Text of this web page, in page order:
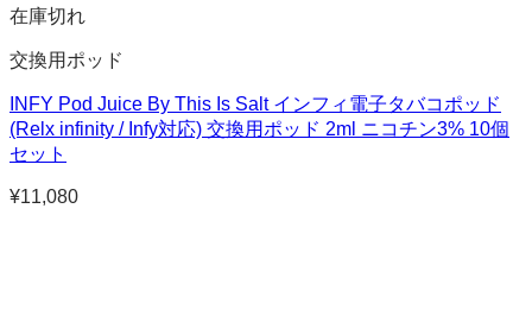
在庫切れ
交換用ポッド
INFY Pod Juice By This Is Salt インフィ電子タバコポッド
(Relx infinity / Infy対応) 交換用ポッド 2ml ニコチン3% 10個
セット
¥11,080